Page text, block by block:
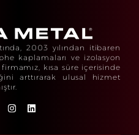
2003 yılından itibaren
kaplamaları ve izolasyon
kısa süre içerisinde
arttırarak ulusal hizmet